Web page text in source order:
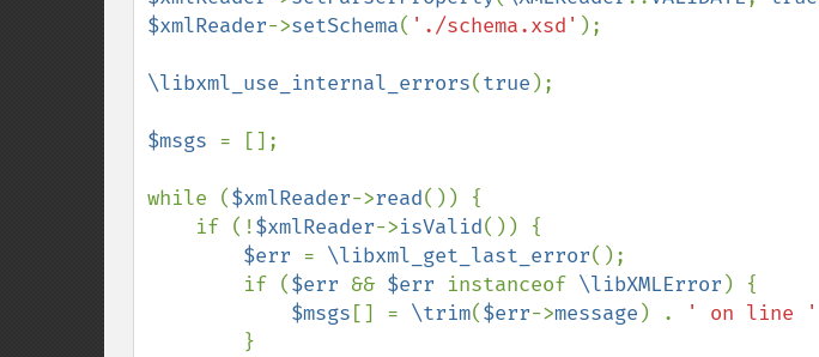
$xmlReader->setSchema( './schema.xsd' );
\libxml_use_internal_errors(true );
$msgs = [];
while ($xmlReader->read()) {
    if (!
$xmlReader->isValid()) {
$err = \libxml_get_last_error();
        if (
$err && $err instanceof \libXMLError ) {
$msgs [] = \trim($err->message ) . ' on line '